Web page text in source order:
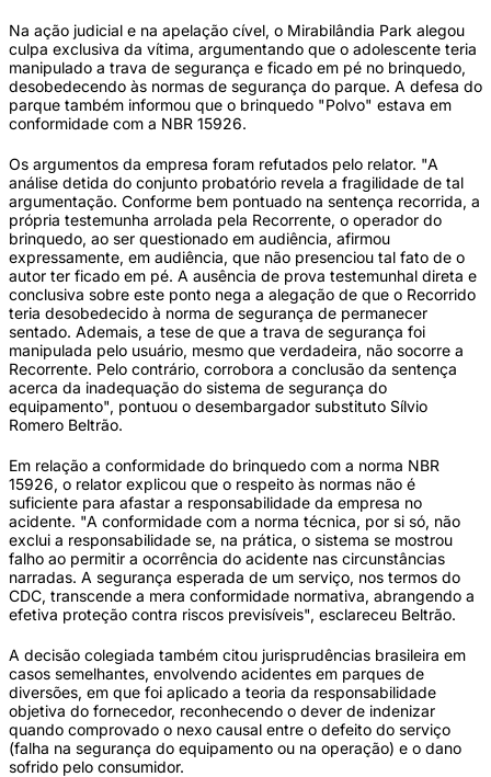
Na ação judicial e na apelação cível, o Mirabilândia Park alegou
culpa exclusiva da vítima, argumentando que o adolescente teria
manipulado a trava de segurança e ficado em pé no brinquedo,
desobedecendo às normas de segurança do parque. A defesa do
parque também informou que o brinquedo "Polvo" estava em
conformidade com a NBR 15926.
Os argumentos da empresa foram refutados pelo relator. "A
análise detida do conjunto probatório revela a fragilidade de tal
argumentação. Conforme bem pontuado na sentença recorrida, a
própria testemunha arrolada pela Recorrente, o operador do
brinquedo, ao ser questionado em audiência, afirmou
expressamente, em audiência, que não presenciou tal fato de o
autor ter ficado em pé. A ausência de prova testemunhal direta e
conclusiva sobre este ponto nega a alegação de que o Recorrido
teria desobedecido à norma de segurança de permanecer
sentado. Ademais, a tese de que a trava de segurança foi
manipulada pelo usuário, mesmo que verdadeira, não socorre a
Recorrente. Pelo contrário, corrobora a conclusão da sentença
acerca da inadequação do sistema de segurança do
equipamento", pontuou o desembargador substituto Sílvio
Romero Beltrão.
Em relação a conformidade do brinquedo com a norma NBR
15926, o relator explicou que o respeito às normas não é
suficiente para afastar a responsabilidade da empresa no
acidente. "A conformidade com a norma técnica, por si só, não
exclui a responsabilidade se, na prática, o sistema se mostrou
falho ao permitir a ocorrência do acidente nas circunstâncias
narradas. A segurança esperada de um serviço, nos termos do
CDC, transcende a mera conformidade normativa, abrangendo a
efetiva proteção contra riscos previsíveis", esclareceu Beltrão.
A decisão colegiada também citou jurisprudências brasileira em
casos semelhantes, envolvendo acidentes em parques de
diversões, em que foi aplicado a teoria da responsabilidade
objetiva do fornecedor, reconhecendo o dever de indenizar
quando comprovado o nexo causal entre o defeito do serviço
(falha na segurança do equipamento ou na operação) e o dano
sofrido pelo consumidor.